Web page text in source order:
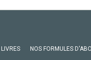
LIVRES NOS FORMULES